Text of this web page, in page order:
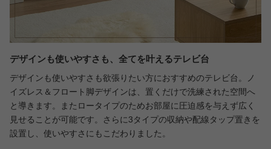
デザインも使いやすさも、全てを叶えるテレビ台
デザインも使いやすさも欲張りたい方におすすめのテレビ台。ノ
イズレス＆フロート脚デザインは、置くだけで洗練された空間へ
と導きます。またロータイプのためお部屋に圧迫感を与えず広く
見せることが可能です。さらに3タイプの収納や配線タップ置きを
設置し、使いやすさにもこだわりました。